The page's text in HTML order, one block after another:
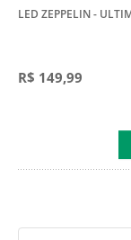
LED ZEPPELIN -
R$ 149,99